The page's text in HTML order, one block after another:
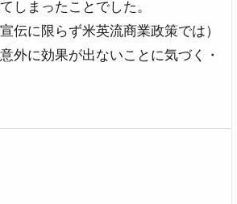
しまったことでした。
伝に限らず米英流商業政策では）
外に効果が出ないことに気づく・